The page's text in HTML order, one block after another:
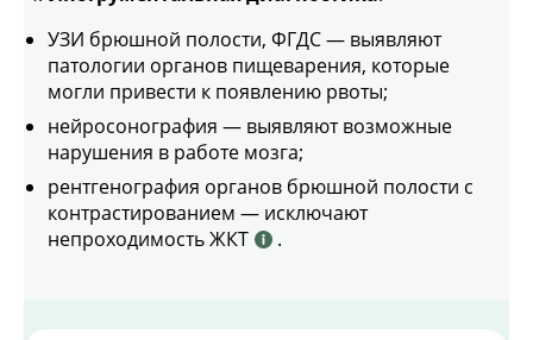
УЗИ брюшной полости, ФГДС — выявляют
патологии органов пищеварения, которые
могли привести к появлению рвоты;
нейросонография — выявляют возможные
нарушения в работе мозга;
рентгенография органов брюшной полости с
контрастированием — исключают
непроходимость ЖКТ
.